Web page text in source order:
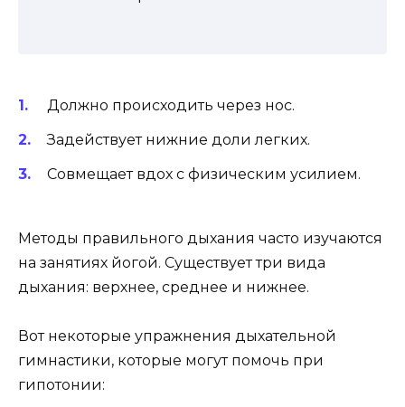
Должно происходить через нос.
Задействует нижние доли легких.
Совмещает вдох с физическим усилием.
Методы правильного дыхания часто изучаются
на занятиях йогой. Существует три вида
дыхания: верхнее, среднее и нижнее.
Вот некоторые упражнения дыхательной
гимнастики, которые могут помочь при
гипотонии: